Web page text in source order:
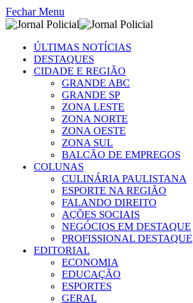
Fechar Menu
ÚLTIMAS NOTÍCIAS
DESTAQUES
CIDADE E REGIÃO
GRANDE ABC
GRANDE SP
ZONA LESTE
ZONA NORTE
ZONA OESTE
ZONA SUL
BALCÃO DE EMPREGOS
COLUNAS
CULINÁRIA PAULISTANA
ESPORTE NA REGIÃO
FALANDO DIREITO
AÇÕES SOCIAIS
NEGÓCIOS EM DESTAQUE
PROFISSIONAL DESTAQUE
EDITORIAL
ECONOMIA
EDUCAÇÃO
ESPORTES
GERAL